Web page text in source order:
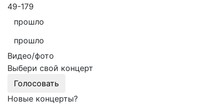
49-179
прошло
прошло
Видео/фото
Выбери свой концерт
Голосовать
Новые концерты?